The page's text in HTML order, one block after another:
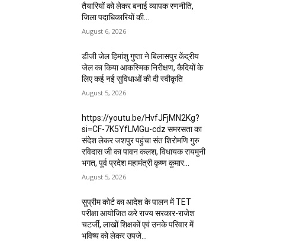
तैयारियों को लेकर बनाई व्यापक रणनीति,
जिला पदाधिकारियों की...
August 6, 2026
डीजी जेल हिमांशु गुप्ता ने बिलासपुर केंद्रीय
जेल का किया आकस्मिक निरीक्षण, कैदियों के
लिए कई नई सुविधाओं की दी स्वीकृति
August 5, 2026
https://youtu.be/HvfJFjMN2Kg?
si=CF-7K5YfLMGu-cdz समरसता का
संदेश लेकर जशपुर पहुंचा संत शिरोमणि गुरु
रविदास जी का पावन कलश, विधायक रायमुनी
भगत, पूर्व प्रदेश महामंत्री कृष्ण कुमार...
August 5, 2026
सुप्रीम कोर्ट का आदेश के पालन में TET
परीक्षा आयोजित करे राज्य सरकार-राजेश
चटर्जी, लाखों शिक्षकों एवं उनके परिवार में
भविष्य को लेकर उपजे...